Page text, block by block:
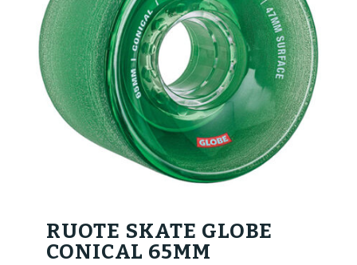
RUOTE SKATE GLOBE
CONICAL 65MM